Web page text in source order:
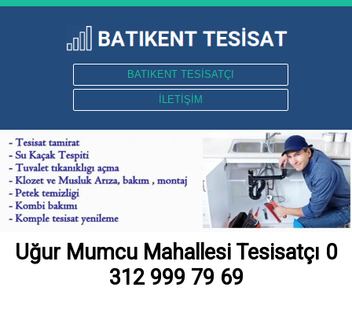
BATIKENT TESİSATÇI
İLETİŞİM
Uğur Mumcu Mahallesi Tesisatçı 0
312 999 79 69